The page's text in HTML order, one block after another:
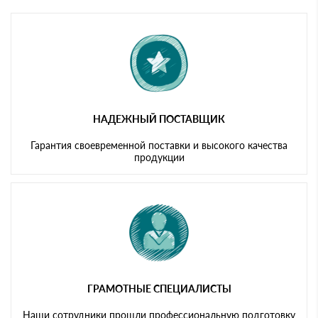
НАДЕЖНЫЙ ПОСТАВЩИК
Гарантия своевременной поставки и высокого качества
продукции
ГРАМОТНЫЕ СПЕЦИАЛИСТЫ
Наши сотрудники прошли профессиональную подготовку